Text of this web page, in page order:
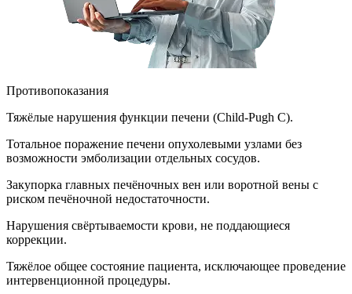
Противопоказания
Тяжёлые нарушения функции печени (Child-Pugh C).
Тотальное поражение печени опухолевыми узлами без
возможности эмболизации отдельных сосудов.
Закупорка главных печёночных вен или воротной вены с
риском печёночной недостаточности.
Нарушения свёртываемости крови, не поддающиеся
коррекции.
Тяжёлое общее состояние пациента, исключающее проведение
интервенционной процедуры.